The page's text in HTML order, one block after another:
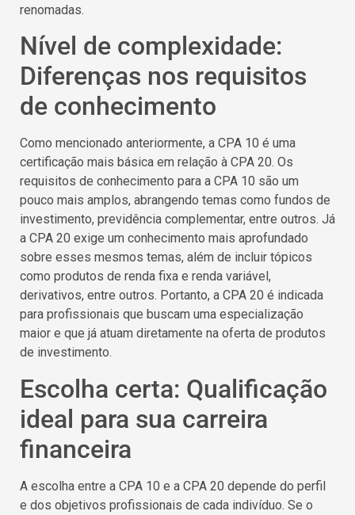
renomadas.
Nível de complexidade:
Diferenças nos requisitos
de conhecimento
Como mencionado anteriormente, a CPA 10 é uma
certificação mais básica em relação à CPA 20. Os
requisitos de conhecimento para a CPA 10 são um
pouco mais amplos, abrangendo temas como fundos de
investimento, previdência complementar, entre outros. Já
a CPA 20 exige um conhecimento mais aprofundado
sobre esses mesmos temas, além de incluir tópicos
como produtos de renda fixa e renda variável,
derivativos, entre outros. Portanto, a CPA 20 é indicada
para profissionais que buscam uma especialização
maior e que já atuam diretamente na oferta de produtos
de investimento.
Escolha certa: Qualificação
ideal para sua carreira
financeira
A escolha entre a CPA 10 e a CPA 20 depende do perfil
e dos objetivos profissionais de cada indivíduo. Se o